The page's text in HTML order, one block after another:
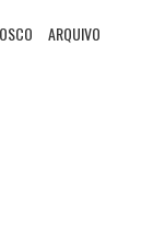
ARQUIVO